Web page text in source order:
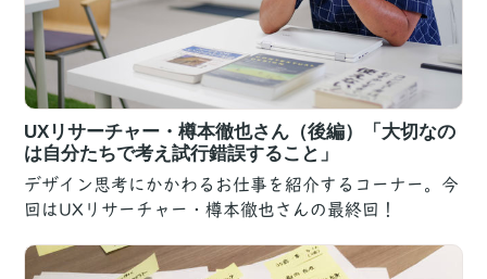
UXリサーチャー・樽本徹也さん（後編）「大切なの
は自分たちで考え試行錯誤すること」
デザイン思考にかかわるお仕事を紹介するコーナー。今
回はUXリサーチャー・樽本徹也さんの最終回！